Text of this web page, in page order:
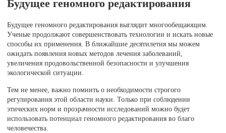
Будущее геномного редактирования
Будущее геномного редактирования выглядит многообещающим.
Ученые продолжают совершенствовать технологии и искать новые
способы их применения. В ближайшие десятилетия мы можем
ожидать появления новых методов лечения заболеваний,
увеличения продовольственной безопасности и улучшения
экологической ситуации.
Тем не менее, важно помнить о необходимости строгого
регулирования этой области науки. Только при соблюдении
этических норм и прозрачности исследований можно будет
использовать потенциал геномного редактирования во благо
человечества.